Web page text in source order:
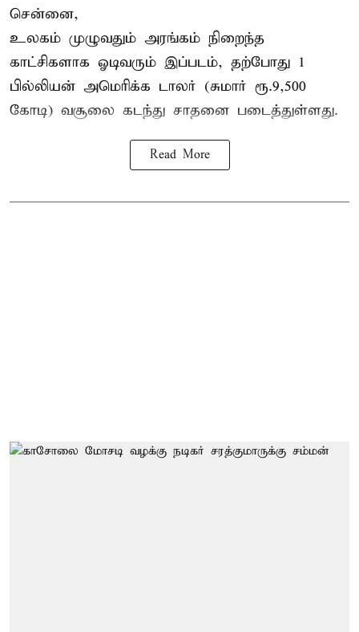
சென்னை,
உலகம் முழுவதும் அரங்கம் நிறைந்த
காட்சிகளாக ஓடிவரும் இப்படம், தற்போது 1
பில்லியன் அமெரிக்க டாலர் (சுமார் ரூ.9,500
கோடி) வசூலை கடந்து சாதனை படைத்துள்ளது.
Read More